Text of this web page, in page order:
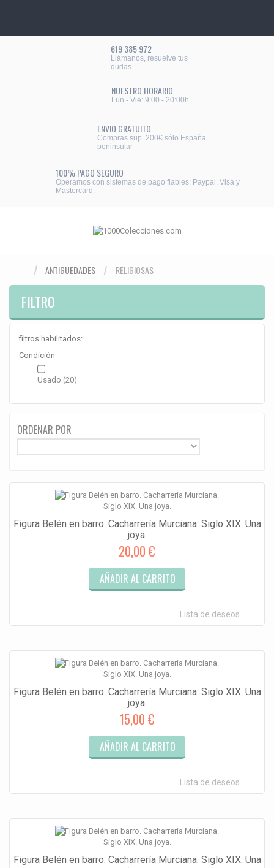
619 385 972
Llámanos, resuelve tus
dudas
NUESTRO HORARIO
Lun - Vie: 9:00 - 20:00h
ENVIO GRATUITO
Compras sup. 200€ sólo España
peninsular
100% PAGO SEGURO
Operamos con sistemas de pago fiables: Paypal, Visa y
Mastercard.
ANTIGUEDADES RELIGIOSAS
FILTRO
filtros habilitados:
Condición
Usado (20)
ORDENAR POR
Figura Belén en barro. Cacharrería Murciana. Siglo XIX. Una
joya.
20,00 €
AÑADIR AL CARRITO
Lista de deseos
Figura Belén en barro. Cacharrería Murciana. Siglo XIX. Una
joya.
15,00 €
AÑADIR AL CARRITO
Lista de deseos
Figura Belén en barro. Cacharrería Murciana. Siglo XIX. Una